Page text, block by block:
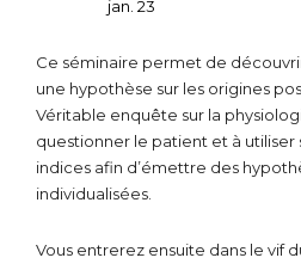
jan. 23
Ce séminaire permet de
une hypothèse sur les origines
Véritable enquête sur la
questionner le patient et à
indices afin d’émettre des
individualisées.
Vous entrerez ensuite dans le vif